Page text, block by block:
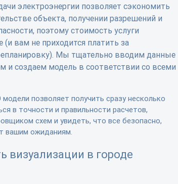
электроэнергии позволяет сэкономить
объекта, получении разрешений и
поэтому стоимость услуги
(и вам не приходится платить за
Мы тщательно вводим данные
и создаем модель в соответствии со всеми
позволяет получить сразу несколько
в точности и правильности расчетов,
схем и увидеть, что все безопасно,
вашим ожиданиям.
визуализации в городе